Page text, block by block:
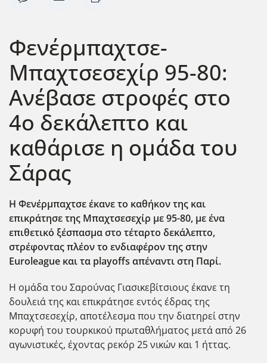
Φενέρμπαχτσε-
Μπαχτσεσεχίρ 95-80:
Ανέβασε στροφές στο
4ο δεκάλεπτο και
καθάρισε η ομάδα του
Σάρας
Η Φενέρμπαχτσε έκανε το καθήκον της και
επικράτησε της Μπαχτσεσεχίρ με 95-80, με ένα
επιθετικό ξέσπασμα στο τέταρτο δεκάλεπτο,
στρέφοντας πλέον το ενδιαφέρον της στην
Euroleague και τα playoffs απέναντι στη Παρί.
Η ομάδα του Σαρούνας Γιασικεβίτσιους έκανε τη
δουλειά της και επικράτησε εντός έδρας της
Μπαχτσεσεχίρ, αποτέλεσμα που την διατηρεί στην
κορυφή του τουρκικού πρωταθλήματος μετά από 26
αγωνιστικές, έχοντας ρεκόρ 25 νικών και 1 ήττας.